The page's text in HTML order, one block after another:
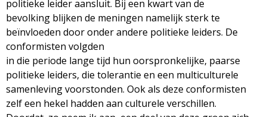
politieke leider aansluit. Bij een kwart van de
bevolking blijken de meningen namelijk sterk te
beïnvloeden door onder andere politieke leiders. De
conformisten volgden
in die periode lange tijd hun oorspronkelijke, paarse
politieke leiders, die tolerantie en een multiculturele
samenleving voorstonden. Ook als deze conformisten
zelf een hekel hadden aan culturele verschillen.